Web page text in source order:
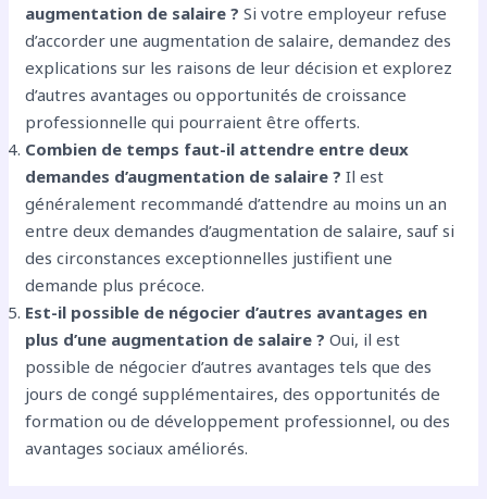
augmentation de salaire ? Si votre employeur refuse
d’accorder une augmentation de salaire, demandez des
explications sur les raisons de leur décision et explorez
d’autres avantages ou opportunités de croissance
professionnelle qui pourraient être offerts.
Combien de temps faut-il attendre entre deux
demandes d’augmentation de salaire ? Il est
généralement recommandé d’attendre au moins un an
entre deux demandes d’augmentation de salaire, sauf si
des circonstances exceptionnelles justifient une
demande plus précoce.
Est-il possible de négocier d’autres avantages en
plus d’une augmentation de salaire ? Oui, il est
possible de négocier d’autres avantages tels que des
jours de congé supplémentaires, des opportunités de
formation ou de développement professionnel, ou des
avantages sociaux améliorés.